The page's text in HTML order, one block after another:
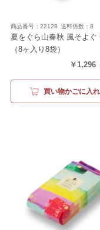
商品番号：22128 送料係数：8
夏をぐら山春秋 風そよぐ
（8ヶ入り8袋）
￥1,296
買い物かごに入